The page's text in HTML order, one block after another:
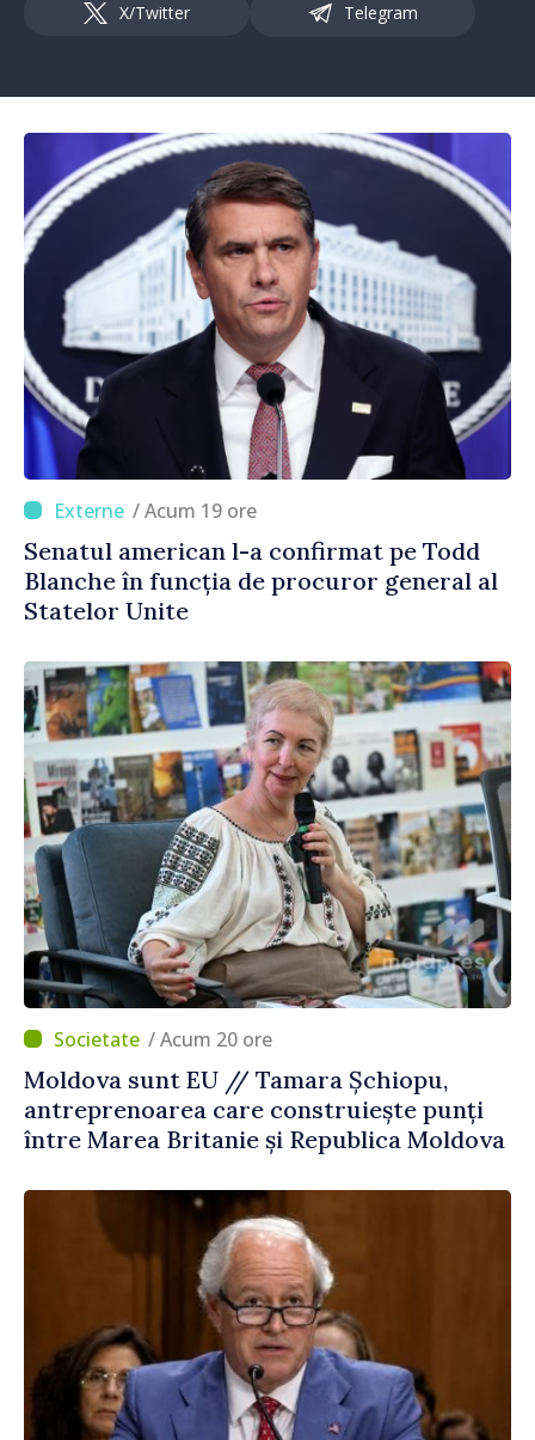
X/Twitter Telegram
/ Acum 19 ore
Senatul american l-a confirmat pe Todd
Blanche în funcția de procuror general al
Statelor Unite
/ Acum 20 ore
Moldova sunt EU // Tamara Șchiopu,
antreprenoarea care construiește punți
între Marea Britanie și Republica Moldova